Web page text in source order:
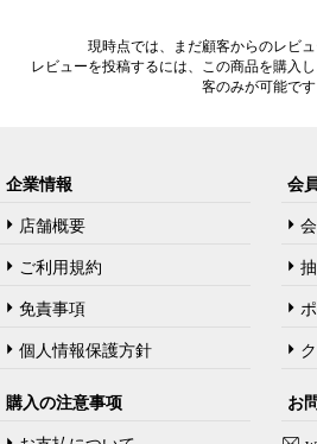
現時点では、まだ顧客からのレビ
レビューを投稿するには、この商品を購入
客のみが可能です
企業情報
店舗概要
ご利用規約
免責事項
個人情報保護方針
会
購入の注意事项 お